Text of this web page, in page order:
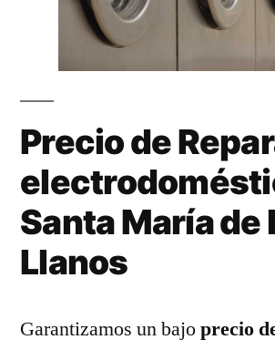
Precio de
Santa María de
Llanos
Garantizamos un bajoprecio